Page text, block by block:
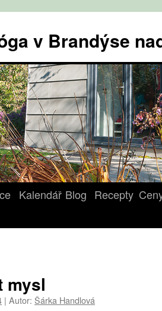
v Brandýse
Kalendář Blog Recepty
mysl
| Autor: Šárka Handlová